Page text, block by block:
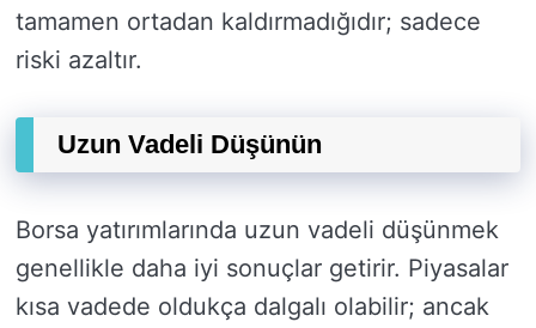
tamamen ortadan kaldırmadığıdır; sadece
riski azaltır.
Uzun Vadeli Düşünün
Borsa yatırımlarında uzun vadeli düşünmek
genellikle daha iyi sonuçlar getirir. Piyasalar
kısa vadede oldukça dalgalı olabilir; ancak